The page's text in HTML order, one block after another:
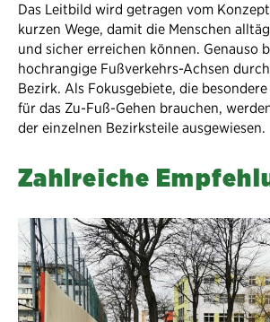
Das Leitbild wird getragen vom
kurzen Wege, damit die Menschen
und sicher erreichen können. Genauso
hochrangige Fußverkehrs-Achsen
Bezirk. Als Fokusgebiete, die
für das Zu-Fuß-Gehen brauchen,
der einzelnen Bezirksteile ausgewiesen.
Zahlreiche